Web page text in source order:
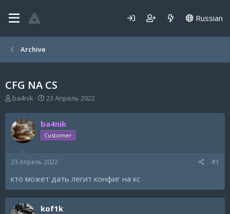
Russian
Archive
CFG NA CS
А
т
о
р
м
ba4nik
Д
т
а
н
а
а
23 Апрель 2022
ba4nik
Customer
23 Апрель 2022 #1
кто может дать легит конфиг на кс
kof1k